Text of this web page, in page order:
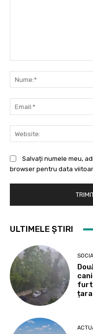
Salvați numele meu,
browser pentru data
ULTIMELE ȘTIRI
țara